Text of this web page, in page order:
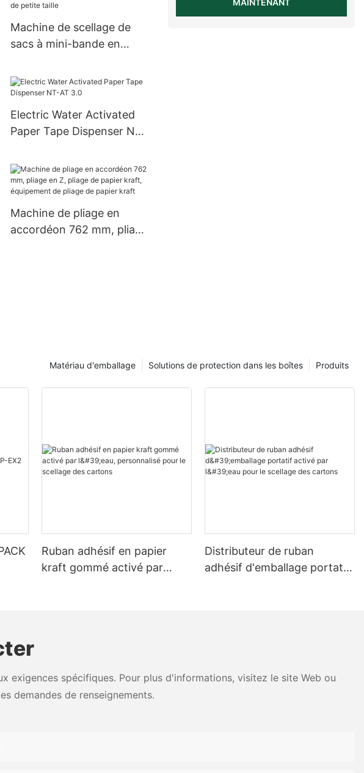
Machine de scellage de
sacs à mini-bande en
horizontale de petite taille
Electric Water Activated
Paper Tape Dispenser NT-
Machine de pliage en
accordéon 762 mm, pliage
MAINTENANT
Produits
Solutions de protection dans les boîtes
Matériau d'emballage
Ruban adhésif en papier
kraft gommé activé par
Distributeur de ruban
adhésif d'emballage portatif
exigences spécifiques. Pour plus d'informations, visitez le site Web ou
demandes de renseignements.